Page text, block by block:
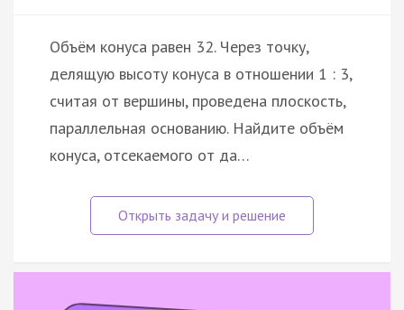
Объём конуса равен 32. Через точку,
делящую высоту конуса в отношении 1 : 3,
считая от вершины, проведена плоскость,
параллельная основанию. Найдите объём
конуса, отсекаемого от да…